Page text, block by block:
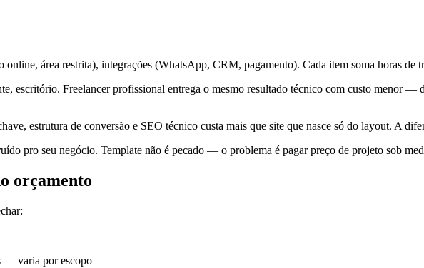
área restrita), integrações (WhatsApp, CRM, pagamento). Cada item soma horas de
escritório. Freelancer profissional entrega o mesmo resultado técnico com custo menor —
estrutura de conversão e SEO técnico custa mais que site que nasce só do layout. A
pro seu negócio. Template não é pecado — o problema é pagar preço de projeto sob
orçamento
— varia por escopo